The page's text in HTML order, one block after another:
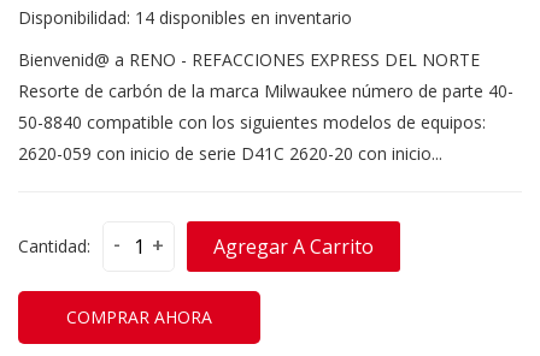
Disponibilidad: 14 disponibles en inventario
Bienvenid@ a RENO - REFACCIONES EXPRESS DEL NORTE
Resorte de carbón de la marca Milwaukee número de parte 40-
50-8840 compatible con los siguientes modelos de equipos:
2620-059 con inicio de serie D41C 2620-20 con inicio...
Cantidad: - + Agregar A Carrito
COMPRAR AHORA